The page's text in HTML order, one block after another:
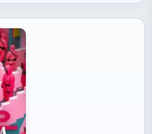
(Cheon Ho Jin),Юк Сонджэ